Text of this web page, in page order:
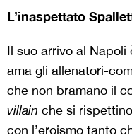
L’inaspettato
Il suo arrivo al
ama gli allenatori-
che non bramano il
villain che si
con l’eroismo tanto